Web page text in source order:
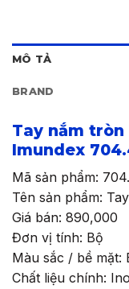
MÔ TẢ
BRAND
Tay nắm tròn
Imundex
Mã sản phẩm:
Tên sản phẩm:
Giá bán: 890,000
Đơn vị tính: Bộ
Màu sắc / bề mặt:
Chất liệu chính: